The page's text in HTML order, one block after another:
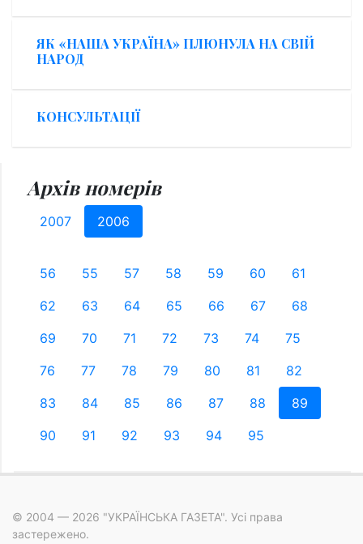
ЯК «НАША УКРАЇНА» ПЛЮНУЛА НА СВІЙ
НАРОД
КОНСУЛЬТАЦІЇ
Архів номерів
2007 2006
56 55 57 58 59 60
61
62
63 64 65 66 67
68
69
70 71 72 73 74
75
76
77 78 79 80 81
82
83
84 85 86 87 88
89
90
91 92 93 94 95
© 2004 — 2026 "УКРАЇНСЬКА ГАЗЕТА". Усі права
застережено.